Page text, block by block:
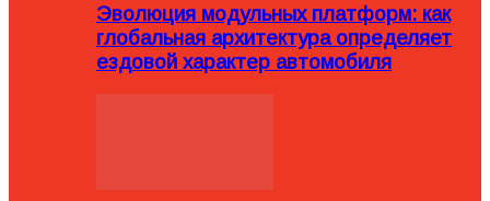
Эволюция модульных платформ: как
глобальная архитектура определяет
ездовой характер автомобиля